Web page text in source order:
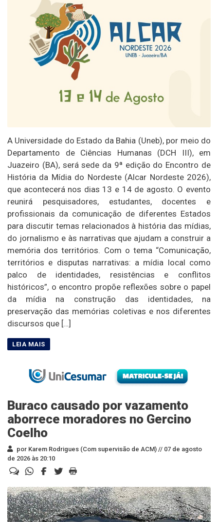
A Universidade do Estado da Bahia (Uneb), por meio do
Departamento de Ciências Humanas (DCH III), em
Juazeiro (BA), será sede da 9ª edição do Encontro de
História da Mídia do Nordeste (Alcar Nordeste 2026),
que acontecerá nos dias 13 e 14 de agosto. O evento
reunirá pesquisadores, estudantes, docentes e
profissionais da comunicação de diferentes Estados
para discutir temas relacionados à história das mídias,
do jornalismo e às narrativas que ajudam a construir a
memória dos territórios. Com o tema “Comunicação,
territórios e disputas narrativas: a mídia local como
palco de identidades, resistências e conflitos
históricos”, o encontro propõe reflexões sobre o papel
da mídia na construção das identidades, na
preservação das memórias coletivas e nos diferentes
discursos que […]
Buraco causado por vazamento
aborrece moradores no Gercino
Coelho
por Karem Rodrigues (Com supervisão de ACM) // 07 de agosto
de 2026 às 20:10